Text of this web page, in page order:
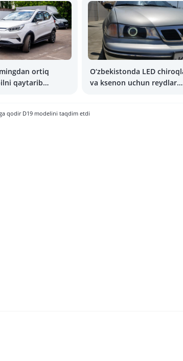
ortiq
qaytarib
O‘zbekistonda LED
va ksenon uchun reydlar
qodir D19 modelini taqdim etdi